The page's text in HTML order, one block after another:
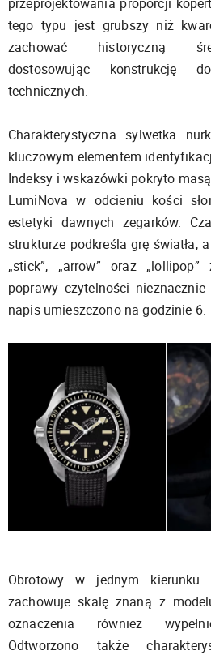
tego typu jest grubszy niż
zachować historyczną
dostosowując konstrukcję
technicznych.
Charakterystyczna sylwetka
kluczowym elementem
Indeksy i wskazówki pokryto
LumiNova w odcieniu kości
estetyki dawnych zegarków.
strukturze podkreśla grę światła,
„stick”, „arrow” oraz
poprawy czytelności
napis umieszczono na godzinie 6.
Obrotowy w jednym kierunku
zachowuje skalę znaną z
oznaczenia również
Odtworzono także